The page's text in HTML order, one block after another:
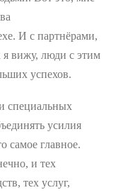
И с партнёрами,
вижу, люди с этим
успехов.
специальных
усилия
самое главное.
и тех
тех услуг,